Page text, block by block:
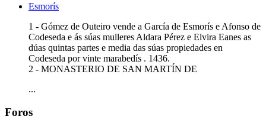
Esmorís
1 - Gómez de Outeiro vende a García de Esmorís e Afonso de
Codeseda e ás súas mulleres Aldara Pérez e Elvira Eanes as
dúas quintas partes e media das súas propiedades en
Codeseda por vinte marabedís . 1436.
2 - MONASTERIO DE SAN MARTÍN DE
...
Foros